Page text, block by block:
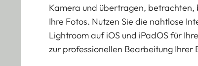
Kamera und übertragen, betrachten,
Ihre Fotos. Nutzen Sie die nahtlose
Lightroom auf iOS und iPadOS für
zur professionellen Bearbeitung Ihrer